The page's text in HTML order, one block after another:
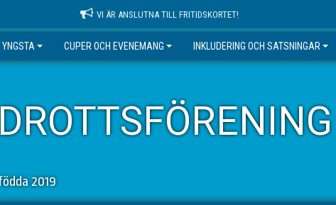
VI ÄR ANSLUTNA TILL FRITIDSKORTET!
YNGSTA CUPER OCH EVENEMANG INKLUDERING OCH SATSNINGAR
2019